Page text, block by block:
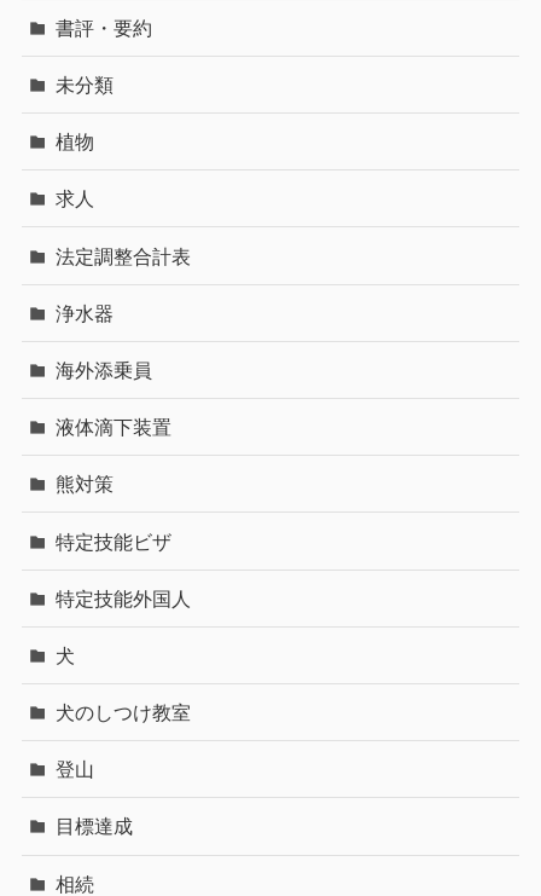
書評・要約
未分類
植物
求人
法定調整合計表
浄水器
海外添乗員
液体滴下装置
熊対策
特定技能ビザ
特定技能外国人
犬
犬のしつけ教室
登山
目標達成
相続